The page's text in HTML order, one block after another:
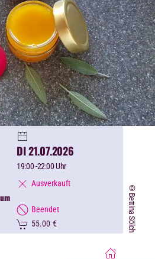
DI 21.07.2026
19:00-22:00 Uhr
Ausverkauft
Beendet
55.00 € ©Bettina Sölch